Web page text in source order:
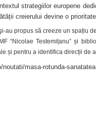
strategiilor europene
creierului devine o
au propus să creeze un spațiu
“Nicolae Testemițanu” și
și pentru a identifica direcții
masa-rotunda-